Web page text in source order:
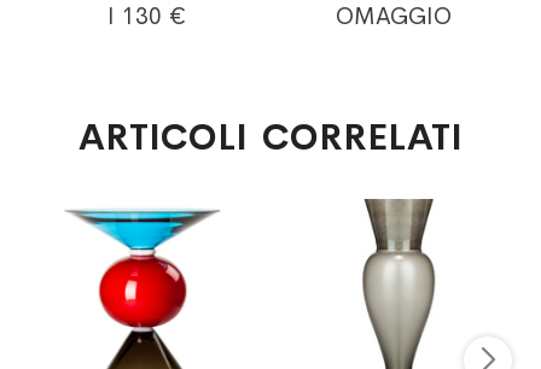
I 130 €
OMAGGIO
ARTICOLI CORRELATI